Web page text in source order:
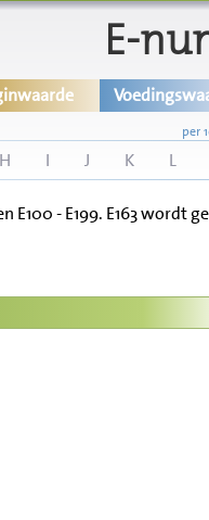
E-
per
H I J K L
E100 - E199. E163